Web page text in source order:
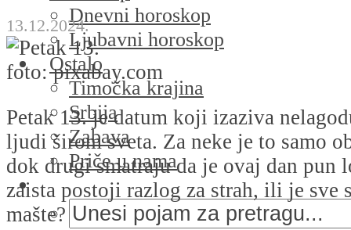
Dnevni horoskop
Ljubavni horoskop
Ostalo
Timočka krajina
Srbija
Zabava
Priče u nama
13.12.2024.
foto: pixabay.com
Petak 13. je datum koji izaziva
ljudi širom sveta. Za neke je to samo
dok drugi smatraju da je ovaj dan pun
zaista postoji razlog za strah, ili je sve
mašte?